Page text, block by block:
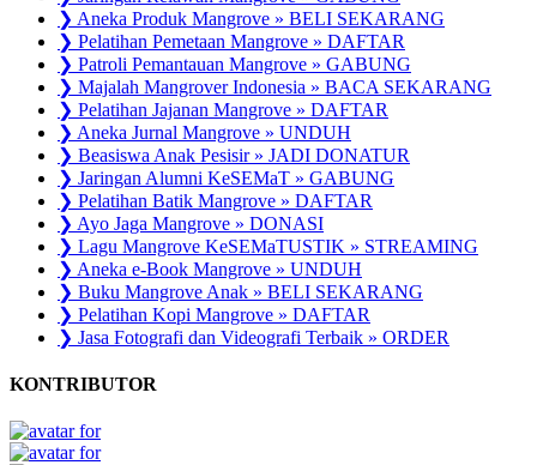
❯ Aneka Produk Mangrove » BELI SEKARANG
❯ Pelatihan Pemetaan Mangrove » DAFTAR
❯ Patroli Pemantauan Mangrove » GABUNG
❯ Majalah Mangrover Indonesia » BACA SEKARANG
❯ Pelatihan Jajanan Mangrove » DAFTAR
❯ Aneka Jurnal Mangrove » UNDUH
❯ Beasiswa Anak Pesisir » JADI DONATUR
❯ Jaringan Alumni KeSEMaT » GABUNG
❯ Pelatihan Batik Mangrove » DAFTAR
❯ Ayo Jaga Mangrove » DONASI
❯ Lagu Mangrove KeSEMaTUSTIK » STREAMING
❯ Aneka e-Book Mangrove » UNDUH
❯ Buku Mangrove Anak » BELI SEKARANG
❯ Pelatihan Kopi Mangrove » DAFTAR
❯ Jasa Fotografi dan Videografi Terbaik » ORDER
KONTRIBUTOR